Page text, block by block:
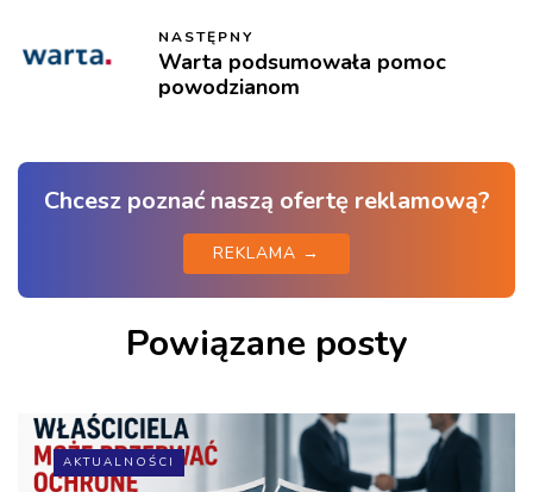
NASTĘPNY
Warta podsumowała pomoc
powodzianom
Chcesz poznać naszą ofertę reklamową?
REKLAMA →
Powiązane posty
AKTUALNOŚCI